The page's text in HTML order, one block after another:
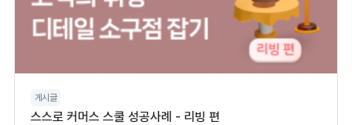
게시글
스스로 커머스 스쿨 성공사례 - 리빙 편